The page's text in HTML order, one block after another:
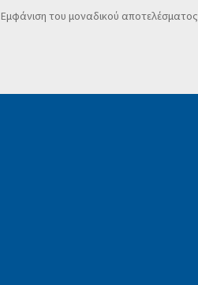
Εμφάνιση του μοναδικού αποτελέσματος